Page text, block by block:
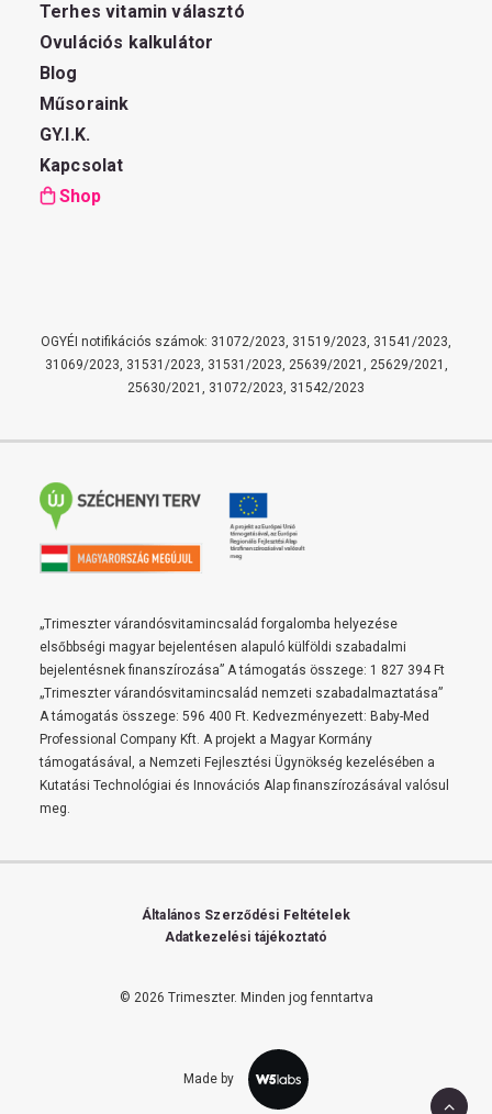
Terhes vitamin választó
Ovulációs kalkulátor
Blog
Műsoraink
GY.I.K.
Kapcsolat
Shop
OGYÉI notifikációs számok: 31072/2023, 31519/2023, 31541/2023,
31069/2023, 31531/2023, 31531/2023, 25639/2021, 25629/2021,
25630/2021, 31072/2023, 31542/2023
„Trimeszter várandósvitamincsalád forgalomba helyezése
elsőbbségi magyar bejelentésen alapuló külföldi szabadalmi
bejelentésnek finanszírozása” A támogatás összege: 1 827 394 Ft
„Trimeszter várandósvitamincsalád nemzeti szabadalmaztatása”
A támogatás összege: 596 400 Ft. Kedvezményezett: Baby-Med
Professional Company Kft. A projekt a Magyar Kormány
támogatásával, a Nemzeti Fejlesztési Ügynökség kezelésében a
Kutatási Technológiai és Innovációs Alap finanszírozásával valósul
meg.
© 2026 Trimeszter. Minden jog fenntartva
Általános Szerződési Feltételek
Adatkezelési tájékoztató
Made by